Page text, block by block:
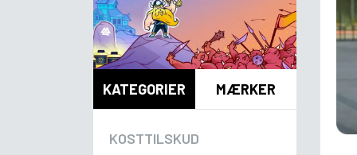
KATEGORIER MÆRKER
KOSTTILSKUD